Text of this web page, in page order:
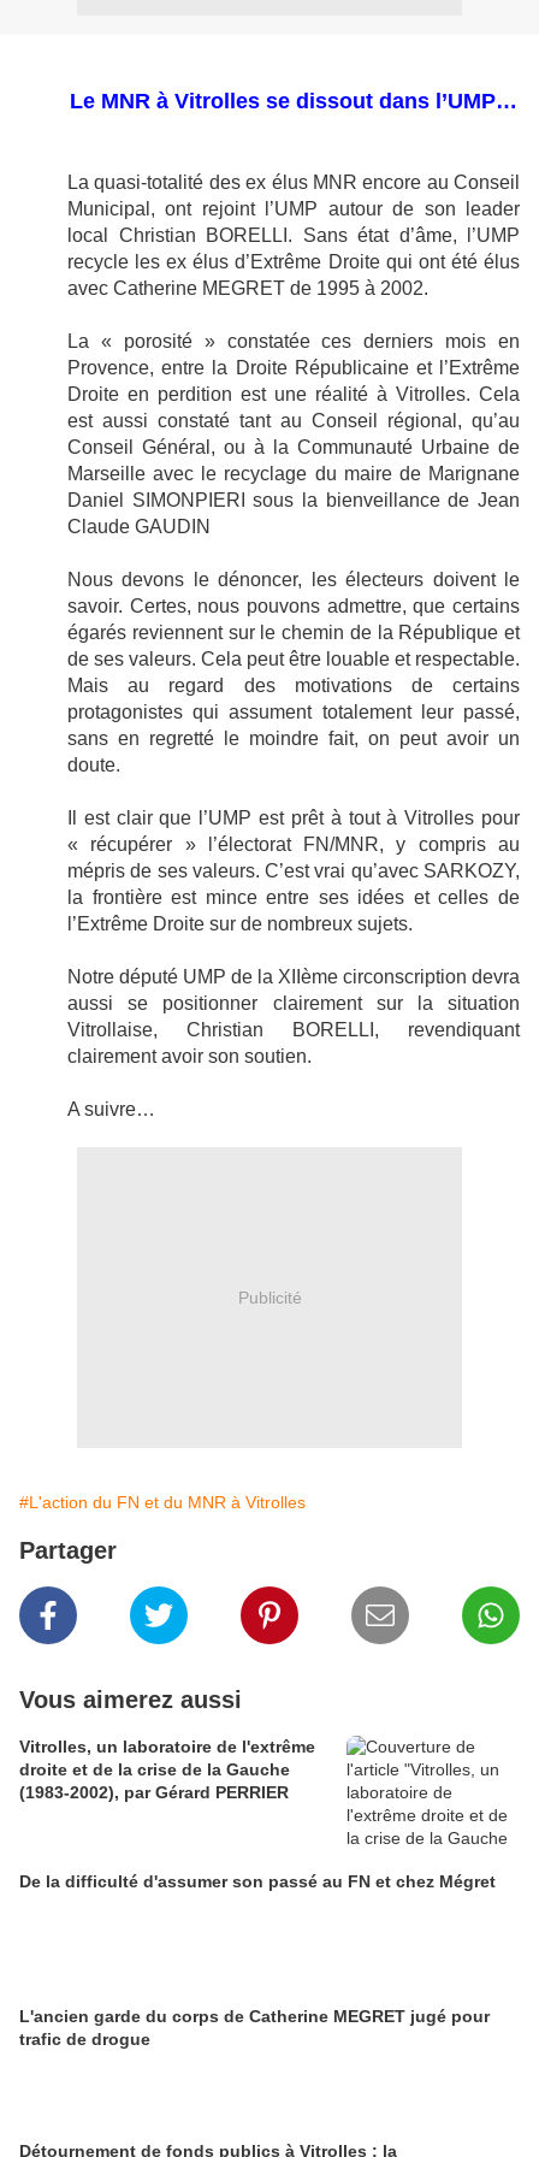
Le MNR à Vitrolles se dissout dans l’UMP…
La quasi-totalité des ex élus MNR encore au Conseil
Municipal, ont rejoint l’UMP autour de son leader
local Christian BORELLI. Sans état d’âme, l’UMP
recycle les ex élus d’Extrême Droite qui ont été élus
avec Catherine MEGRET de 1995 à 2002.
La « porosité » constatée ces derniers mois en
Provence, entre la Droite Républicaine et l’Extrême
Droite en perdition est une réalité à Vitrolles. Cela
est aussi constaté tant au Conseil régional, qu’au
Conseil Général, ou à la Communauté Urbaine de
Marseille avec le recyclage du maire de Marignane
Daniel SIMONPIERI sous la bienveillance de Jean
Claude GAUDIN
Nous devons le dénoncer, les électeurs doivent le
savoir. Certes, nous pouvons admettre, que certains
égarés reviennent sur le chemin de la République et
de ses valeurs. Cela peut être louable et respectable.
Mais au regard des motivations de certains
protagonistes qui assument totalement leur passé,
sans en regretté le moindre fait, on peut avoir un
doute.
Il est clair que l’UMP est prêt à tout à Vitrolles pour
« récupérer » l’électorat FN/MNR, y compris au
mépris de ses valeurs. C’est vrai qu’avec SARKOZY,
la frontière est mince entre ses idées et celles de
l’Extrême Droite sur de nombreux sujets.
Notre député UMP de la XIIème circonscription devra
aussi se positionner clairement sur la situation
Vitrollaise, Christian BORELLI, revendiquant
clairement avoir son soutien.
A suivre…
Publicité
#L'action du FN et du MNR à Vitrolles
Partager
Vous aimerez aussi
Vitrolles, un laboratoire de l'extrême
droite et de la crise de la Gauche
(1983-2002), par Gérard PERRIER
De la difficulté d'assumer son passé au FN et chez Mégret
L'ancien garde du corps de Catherine MEGRET jugé pour
trafic de drogue
Détournement de fonds publics à Vitrolles : la